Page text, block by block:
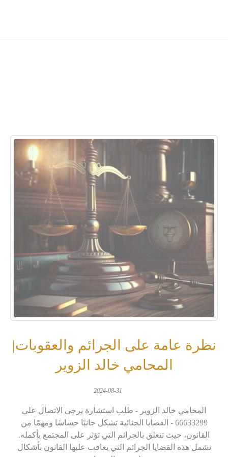
نظرة عامة على الجرائم والعقوبات|
المحامي خالد الزوير
2024-08-31
المحامي خالد الزوير - طلب استشارة يرجى الاتصال على
66633299 - القضايا الجنائية تشكل جانبًا حساسًا ومهمًا من
القانون، حيث تتعلق بالجرائم التي تؤثر على المجتمع بأكمله.
تشمل هذه القضايا الجرائم التي يعاقب عليها القانون بأشكال